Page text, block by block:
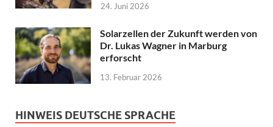
24. Juni 2026
Solarzellen der Zukunft werden von
Dr. Lukas Wagner in Marburg
erforscht
13. Februar 2026
HINWEIS DEUTSCHE SPRACHE